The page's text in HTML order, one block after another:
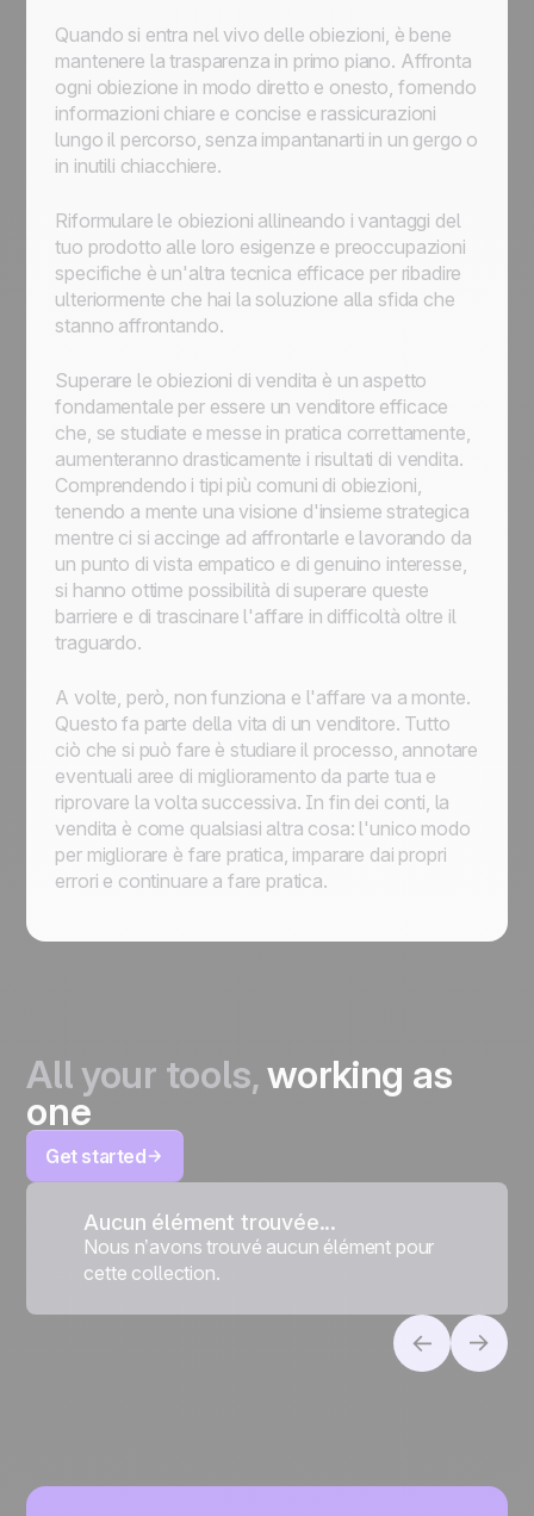
Quando si entra nel vivo delle obiezioni, è bene
mantenere la trasparenza in primo piano. Affronta
ogni obiezione in modo diretto e onesto, fornendo
informazioni chiare e concise e rassicurazioni
lungo il percorso, senza impantanarti in un gergo o
in inutili chiacchiere.
Riformulare le obiezioni allineando i vantaggi del
tuo prodotto alle loro esigenze e preoccupazioni
specifiche è un'altra tecnica efficace per ribadire
ulteriormente che hai la soluzione alla sfida che
stanno affrontando.
Superare le obiezioni di vendita è un aspetto
fondamentale per essere un venditore efficace
che, se studiate e messe in pratica correttamente,
aumenteranno drasticamente i risultati di vendita.
Comprendendo i tipi più comuni di obiezioni,
tenendo a mente una visione d'insieme strategica
mentre ci si accinge ad affrontarle e lavorando da
un punto di vista empatico e di genuino interesse,
si hanno ottime possibilità di superare queste
barriere e di trascinare l'affare in difficoltà oltre il
traguardo.
A volte, però, non funziona e l'affare va a monte.
Questo fa parte della vita di un venditore. Tutto
ciò che si può fare è studiare il processo, annotare
eventuali aree di miglioramento da parte tua e
riprovare la volta successiva. In fin dei conti, la
vendita è come qualsiasi altra cosa: l'unico modo
per migliorare è fare pratica, imparare dai propri
errori e continuare a fare pratica.
All your tools,working as
one
Get started
Aucun élément trouvée...
Nous n’avons trouvé aucun élément pour
cette collection.